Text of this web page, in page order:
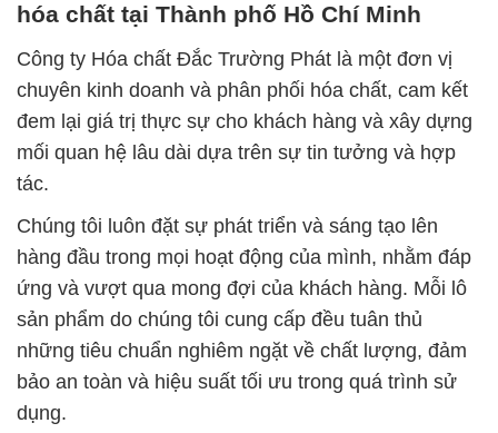
hóa chất tại Thành phố Hồ Chí Minh
Công ty Hóa chất Đắc Trường Phát là một đơn vị
chuyên kinh doanh và phân phối hóa chất, cam kết
đem lại giá trị thực sự cho khách hàng và xây dựng
mối quan hệ lâu dài dựa trên sự tin tưởng và hợp
tác.
Chúng tôi luôn đặt sự phát triển và sáng tạo lên
hàng đầu trong mọi hoạt động của mình, nhằm đáp
ứng và vượt qua mong đợi của khách hàng. Mỗi lô
sản phẩm do chúng tôi cung cấp đều tuân thủ
những tiêu chuẩn nghiêm ngặt về chất lượng, đảm
bảo an toàn và hiệu suất tối ưu trong quá trình sử
dụng.